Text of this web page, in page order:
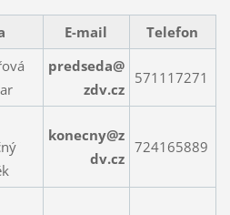
E-mail Telefon
predseda@
zdv.cz
571117271
konecny@z
dv.cz
724165889